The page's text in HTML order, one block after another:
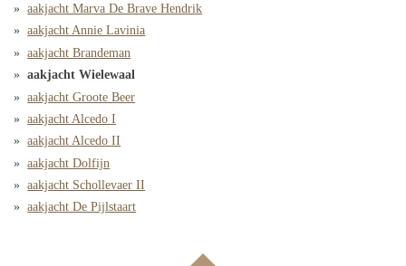
aakjacht Marva De Brave Hendrik
aakjacht Annie Lavinia
aakjacht Brandeman
aakjacht Wielewaal
aakjacht Groote Beer
aakjacht Alcedo I
aakjacht Alcedo II
aakjacht Dolfijn
aakjacht Schollevaer II
aakjacht De Pijlstaart